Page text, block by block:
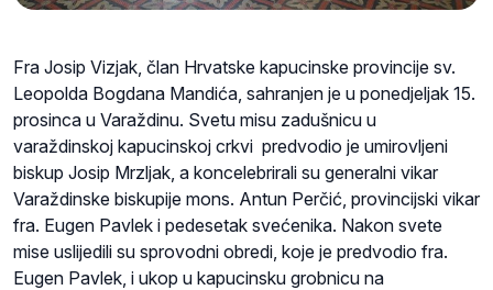
Fra Josip Vizjak, član Hrvatske kapucinske provincije sv.
Leopolda Bogdana Mandića, sahranjen je u ponedjeljak 15.
prosinca u Varaždinu. Svetu misu zadušnicu u
varaždinskoj kapucinskoj crkvi predvodio je umirovljeni
biskup Josip Mrzljak, a koncelebrirali su generalni vikar
Varaždinske biskupije mons. Antun Perčić, provincijski vikar
fra. Eugen Pavlek i pedesetak svećenika. Nakon svete
mise uslijedili su sprovodni obredi, koje je predvodio fra.
Eugen Pavlek, i ukop u kapucinsku grobnicu na